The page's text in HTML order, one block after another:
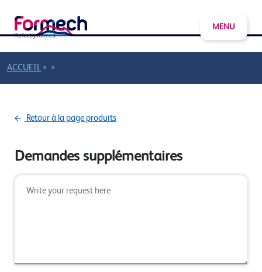
MENU
ACCUEIL > >
Retour à la page produits
Demandes supplémentaires